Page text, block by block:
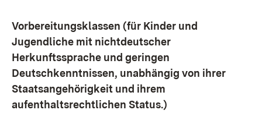
Vorbereitungsklassen (für Kinder und
Jugendliche mit nichtdeutscher
Herkunftssprache und geringen
Deutschkenntnissen, unabhängig von ihrer
Staatsangehörigkeit und ihrem
aufenthaltsrechtlichen Status.)